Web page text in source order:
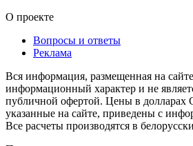
О проекте
Вопросы и ответы
Реклама
Вся информация, размещенная на
информационный характер и не
публичной офертой. Цены в
указанные на сайте, приведены с
Все расчеты производятся в